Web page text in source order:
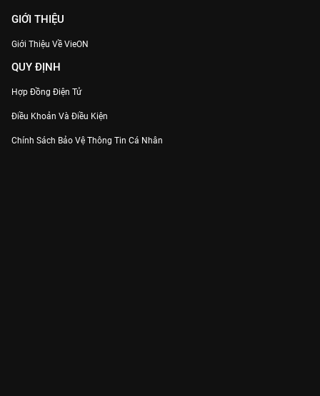
GIỚI THIỆU
Giới Thiệu Về VieON
QUY ĐỊNH
Hợp Đồng Điện Tử
Điều Khoản Và Điều Kiện
Chính Sách Bảo Vệ Thông Tin Cá Nhân